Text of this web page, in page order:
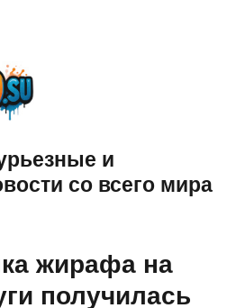
и
со всего мира
жирафа на
получилась